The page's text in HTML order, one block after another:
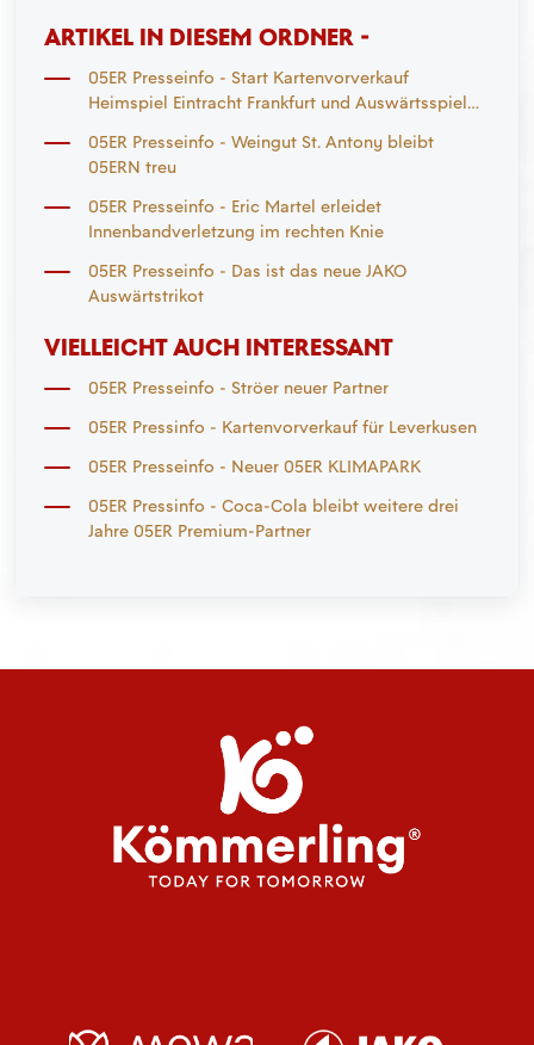
ARTIKEL IN DIESEM ORDNER -
05ER Presseinfo - Start Kartenvorverkauf
Heimspiel Eintracht Frankfurt und Auswärtsspiel
05ER Presseinfo - Weingut St. Antony bleibt
05ERN treu
05ER Presseinfo - Eric Martel erleidet
Innenbandverletzung im rechten Knie
05ER Presseinfo - Das ist das neue JAKO
Auswärtstrikot
VIELLEICHT AUCH INTERESSANT
05ER Presseinfo - Ströer neuer Partner
05ER Pressinfo - Kartenvorverkauf für Leverkusen
05ER Presseinfo - Neuer 05ER KLIMAPARK
05ER Pressinfo - Coca-Cola bleibt weitere drei
Jahre 05ER Premium-Partner